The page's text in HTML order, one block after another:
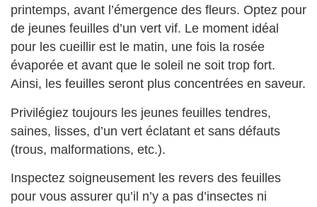
printemps, avant l’émergence des fleurs. Optez pour
de jeunes feuilles d’un vert vif. Le moment idéal
pour les cueillir est le matin, une fois la rosée
évaporée et avant que le soleil ne soit trop fort.
Ainsi, les feuilles seront plus concentrées en saveur.
Privilégiez toujours les jeunes feuilles tendres,
saines, lisses, d’un vert éclatant et sans défauts
(trous, malformations, etc.).
Inspectez soigneusement les revers des feuilles
pour vous assurer qu’il n’y a pas d’insectes ni